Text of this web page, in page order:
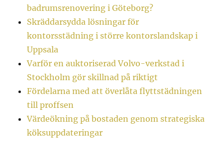
badrumsrenovering i Göteborg?
Skräddarsydda lösningar för
kontorsstädning i större kontorslandskap i
Uppsala
Varför en auktoriserad Volvo-verkstad i
Stockholm gör skillnad på riktigt
Fördelarna med att överlåta flyttstädningen
till proffsen
Värdeökning på bostaden genom strategiska
köksuppdateringar